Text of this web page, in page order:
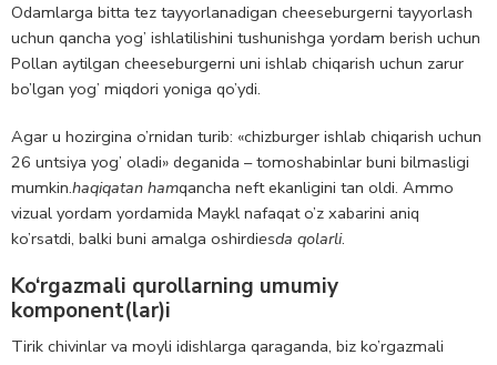
Odamlarga bitta tez tayyorlanadigan cheeseburgerni tayyorlash
uchun qancha yog’ ishlatilishini tushunishga yordam berish uchun
Pollan aytilgan cheeseburgerni uni ishlab chiqarish uchun zarur
bo’lgan yog’ miqdori yoniga qo’ydi.
Agar u hozirgina o’rnidan turib: «chizburger ishlab chiqarish uchun
26 untsiya yog’ oladi» deganida – tomoshabinlar buni bilmasligi
mumkin.haqiqatan hamqancha neft ekanligini tan oldi. Ammo
vizual yordam yordamida Maykl nafaqat o’z xabarini aniq
ko’rsatdi, balki buni amalga oshirdiesda qolarli.
Ko‘rgazmali qurollarning umumiy
komponent(lar)i
Tirik chivinlar va moyli idishlarga qaraganda, biz ko’rgazmali